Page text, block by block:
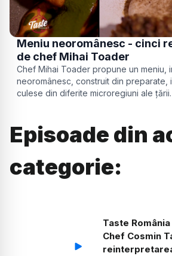
Meniu neoromânesc - cinci
de chef Mihai Toader
Chef Mihai Toader propune un meniu,
neoromânesc, construit din preparate, inspirate din rețete
culese din diferite microregiuni ale țării.
Episoade din
categorie:
Taste
Chef Cosmin